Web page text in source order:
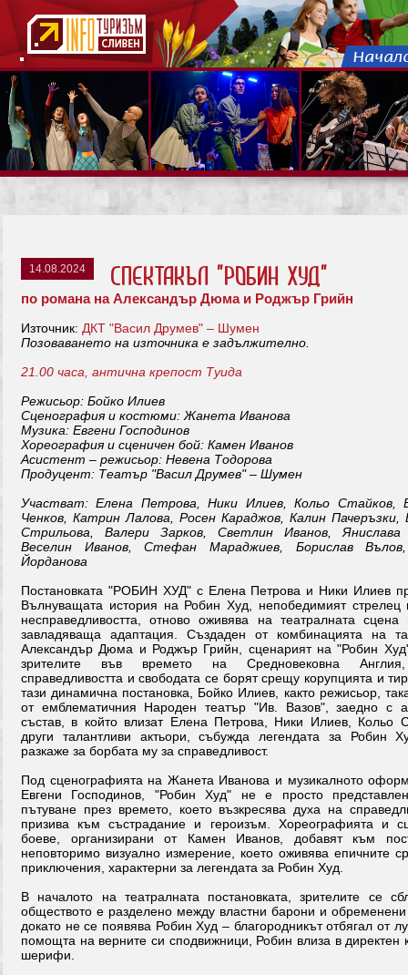
14.08.2024 Спектакъл "Робин Худ"
по романа на Александър Дюма и Роджър Грийн
Източник: ДКТ "Васил Друмев" – Шумен
Позоваването на източника е задължително.
21.00 часа, антична крепост Туида
Режисьор: Бойко Илиев
Сценография и костюми: Жанета Иванова
Музика: Евгени Господинов
Хореография и сценичен бой: Камен Иванов
Асистент – режисьор: Невена Тодорова
Продуцент: Театър "Васил Друмев" – Шумен
Участват: Елена Петрова, Ники Илиев, Кольо Стайков,
Ченков, Катрин Лалова, Росен Караджов, Калин Пачеръзки,
Стрильова, Валери Зарков, Светлин Иванов, Янислава
Веселин Иванов, Стефан Мараджиев, Борислав
Йорданова
Постановката "РОБИН ХУД" с Елена Петрова и Ники Илиев
Вълнуващата история на Робин Худ, непобедимият стрелец
несправедливостта, отново оживява на театралната
завладяваща адаптация. Създаден от комбинацията на
Александър Дюма и Роджър Грийн, сценарият на "Робин
зрителите във времето на Средновековна
справедливостта и свободата се борят срещу корупцията и
тази динамична постановка, Бойко Илиев, както режисьор,
от емблематичния Народен театър "Ив. Вазов", заедно с
състав, в който влизат Елена Петрова, Ники Илиев, Кольо
други талантливи актьори, събужда легендата за Робин
разкаже за борбата му за справедливост.
Под сценографията на Жанета Иванова и музикалното
Евгени Господинов, "Робин Худ" не е просто
пътуване през времето, което възкресява духа на
призива към състрадание и героизъм. Хореографията и
боеве, организирани от Камен Иванов, добавят към
неповторимо визуално измерение, което оживява епичните
приключения, характерни за легендата за Робин Худ.
В началото на театралната постановката, зрителите се
обществото е разделено между властни барони и
докато не се появява Робин Худ – благородникът отбягал от
помощта на верните си сподвижници, Робин влиза в
шерифи.